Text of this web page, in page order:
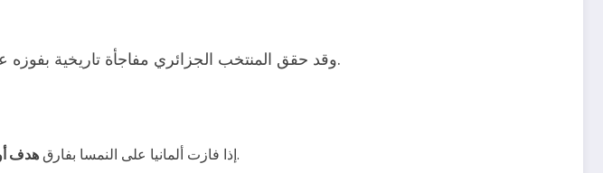
وقد حقق المنتخب الجزائري مفاجأة تاريخية بفوزهأيضًا.
إذا فازت ألمانيا على النمسا بفارقهدف ، ويخرج منتخب الجزائر رغم فوزه في مباراتين من أصل ثلاث.